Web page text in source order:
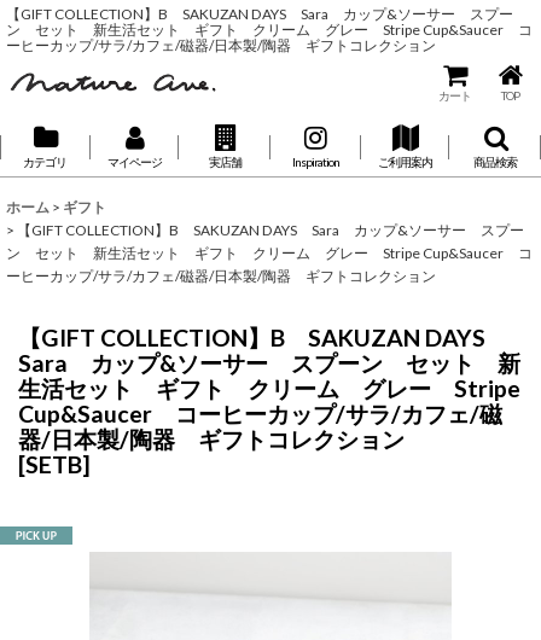
【GIFT COLLECTION】B SAKUZAN DAYS Sara カップ&ソーサー スプー
ン セット 新生活セット ギフト クリーム グレー Stripe Cup&Saucer コ
ーヒーカップ/サラ/カフェ/磁器/日本製/陶器 ギフトコレクション
カート TOP
カテゴリ マイページ 実店舗 Inspiration ご利用案内 商品検索
ホーム > ギフト
>
【GIFT COLLECTION】B SAKUZAN DAYS Sara カップ&ソーサー スプー
ン セット 新生活セット ギフト クリーム グレー Stripe Cup&Saucer コ
ーヒーカップ/サラ/カフェ/磁器/日本製/陶器 ギフトコレクション
【GIFT COLLECTION】B SAKUZAN DAYS
Sara カップ&ソーサー スプーン セット 新
生活セット ギフト クリーム グレー Stripe
Cup&Saucer コーヒーカップ/サラ/カフェ/磁
器/日本製/陶器 ギフトコレクション
[SETB]